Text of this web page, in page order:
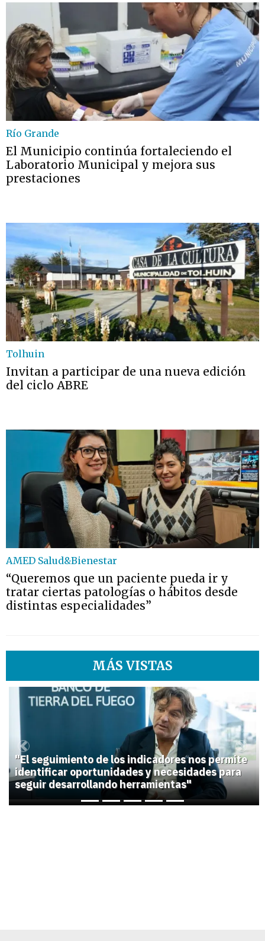
Río Grande
El Municipio continúa fortaleciendo el
Laboratorio Municipal y mejora sus
prestaciones
Tolhuin
Invitan a participar de una nueva edición
del ciclo ABRE
AMED Salud&Bienestar
“Queremos que un paciente pueda ir y
tratar ciertas patologías o hábitos desde
distintas especialidades”
MÁS VISTAS
1
"El seguimiento de los indicadores nos permite
identificar oportunidades y necesidades para
seguir desarrollando herramientas"
Previous Next